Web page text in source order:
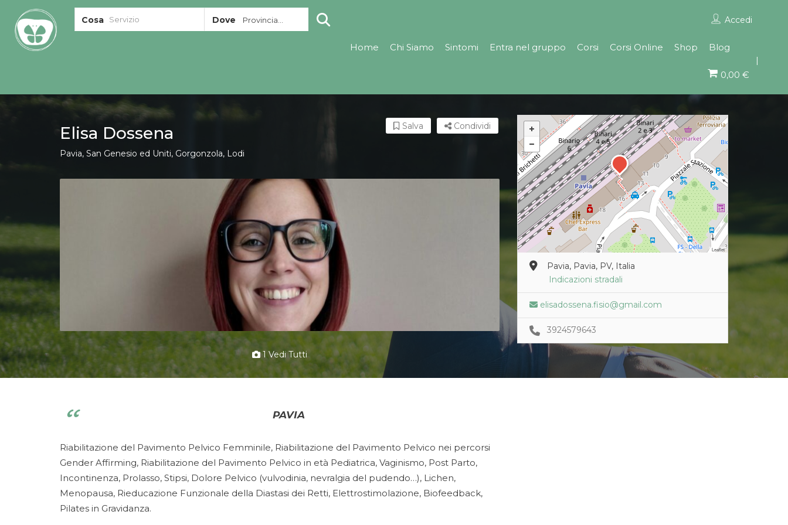
Cosa Dove Provincia... Accedi
Home Chi Siamo Sintomi Entra nel gruppo Corsi Corsi Online Shop Blog
0,00 €
Elisa Dossena
Pavia, San Genesio ed Uniti, Gorgonzola, Lodi
Condividi
Salva
1 Vedi Tutti
PAVIA
Riabilitazione del Pavimento Pelvico Femminile, Riabilitazione del Pavimento Pelvico nei percorsi
Gender Affirming, Riabilitazione del Pavimento Pelvico in età Pediatrica, Vaginismo, Post Parto,
Incontinenza, Prolasso, Stipsi, Dolore Pelvico (vulvodinia, nevralgia del pudendo…), Lichen,
Menopausa, Rieducazione Funzionale della Diastasi dei Retti, Elettrostimolazione, Biofeedback,
Pilates in Gravidanza.
Leaflet
Pavia, Pavia, PV, Italia
Indicazioni stradali
elisadossena.fisio@gmail.com
3924579643